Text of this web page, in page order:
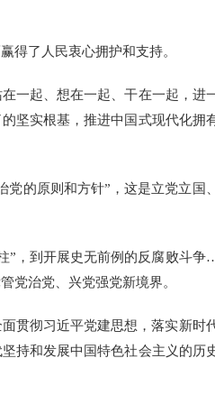
了人民衷心拥护和支持。
一起、想在一起、干在一起，进
坚实根基，推进中国式现代化拥
的原则和方针”，这是立党立国
”，到开展史无前例的反腐败斗
党治党、兴党强党新境界。
贯彻习近平党建思想，落实新时
持和发展中国特色社会主义的历